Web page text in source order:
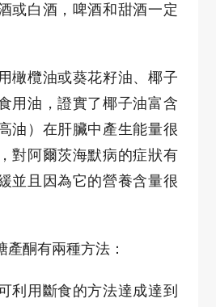
或白酒，啤酒和甜酒一定
橄欖油或葵花籽油、椰子
用油，證實了椰子油富含
油）在肝臟中產生能量很
對阿爾茨海默病的症狀有
並且因為它的營養含量很
產酮有兩種方法：
利用斷食的方法達成達到